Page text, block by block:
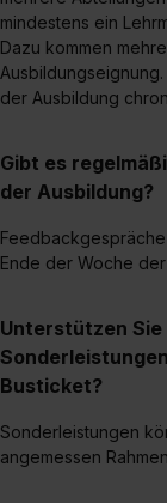
Einzelfall bei
bestimmte
Auswahl über
erlauben“. Die
Media und
zur
S. 1 lit. a) DS-
angemessenes
Einstellungen“
zeigen“.
Impressum.
mindestens ein
Dazu kommen
der Ausbildung
Gibt es
der Ausbildung?
Ende der Woche der
Unterstützen
Busticket?
Sonderleistungen
angemessen